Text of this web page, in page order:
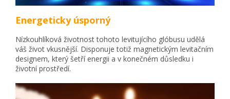
Energeticky úsporný
Nízkouhlíková životnost tohoto levitujícího glóbusu udělá
váš život vkusnější. Disponuje totiž magnetickým levitačním
designem, který šetří energii a v konečném důsledku i
životní prostředí.